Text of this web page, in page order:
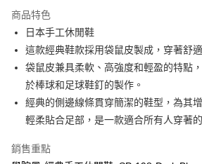
全家取貨付款
每筆NT$60
付款後全家取貨
每筆NT$60
7-11取貨付款
付款後7-11取貨
商品特色
日本手工休閒鞋
這款經典鞋款採用袋鼠皮製成，穿著舒
袋鼠皮兼具柔軟、高強度和輕盈的特點
於棒球和足球鞋釘的製作。
經典的側邊線條貫穿簡潔的鞋型，為其
輕柔貼合足部，是一款適合所有人穿​​著
銷售重點